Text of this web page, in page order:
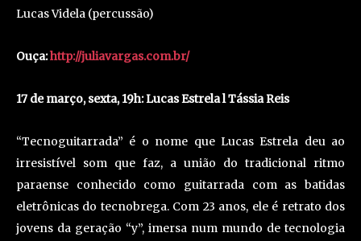
Lucas Videla (percussão)
Ouça:http://juliavargas.com.br/
17 de março, sexta, 19h: Lucas Estrela l Tássia Reis
“Tecnoguitarrada” é o nome que Lucas Estrela deu ao
irresistível som que faz, a união do tradicional ritmo
paraense conhecido como guitarrada com as batidas
eletrônicas do tecnobrega. Com 23 anos, ele é retrato dos
jovens da geração “y”, imersa num mundo de tecnologia